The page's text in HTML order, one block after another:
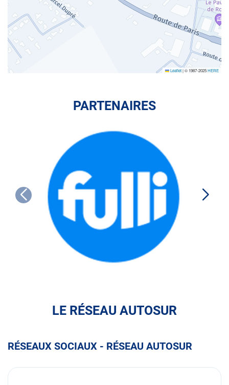
Leaflet|© 1987-2025HERE
PARTENAIRES
LE RÉSEAU AUTOSUR
RÉSEAUX SOCIAUX - RÉSEAU AUTOSUR